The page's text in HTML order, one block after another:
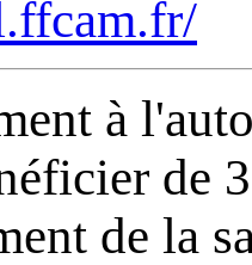
à
de
de la